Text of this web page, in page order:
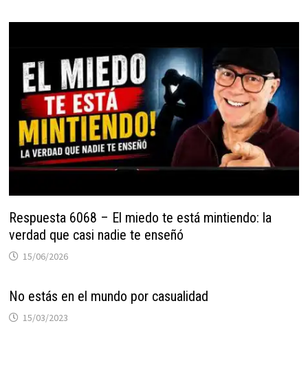
Respuesta 6068 – El miedo te está mintiendo: la
verdad que casi nadie te enseñó
15/06/2026
No estás en el mundo por casualidad
15/03/2023